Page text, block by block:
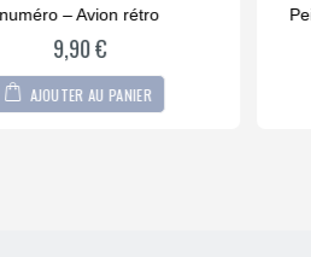
of
Peinture au numéro – Dinosaures
6,90
AJOUTER AU PANIER